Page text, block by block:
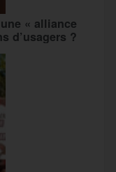
« alliance
d’usagers ?